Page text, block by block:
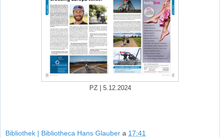
PZ | 5.12.2024
Bibliothek | Bibliotheca Hans Glauber a 17:41